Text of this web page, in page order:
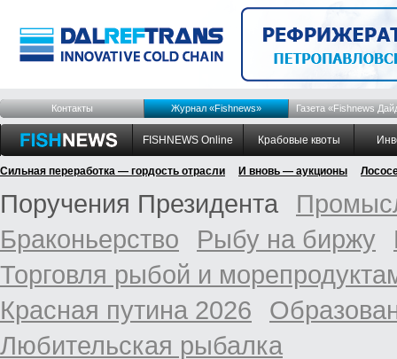
Контакты Журнал «Fishnews» Газета «Fishnews
FISHNEWS Online Крабовые квоты
Сильная переработка — гордость отрасли И вновь — аукционы
Поручения Президента
Браконьерство
Рыбу на биржу
Торговля рыбой и
Красная путина 2026
Любительская рыбалка